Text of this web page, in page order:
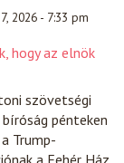
2026 - 7:33 pm
hogy az elnök
szövetségi
pénteken
Trump-